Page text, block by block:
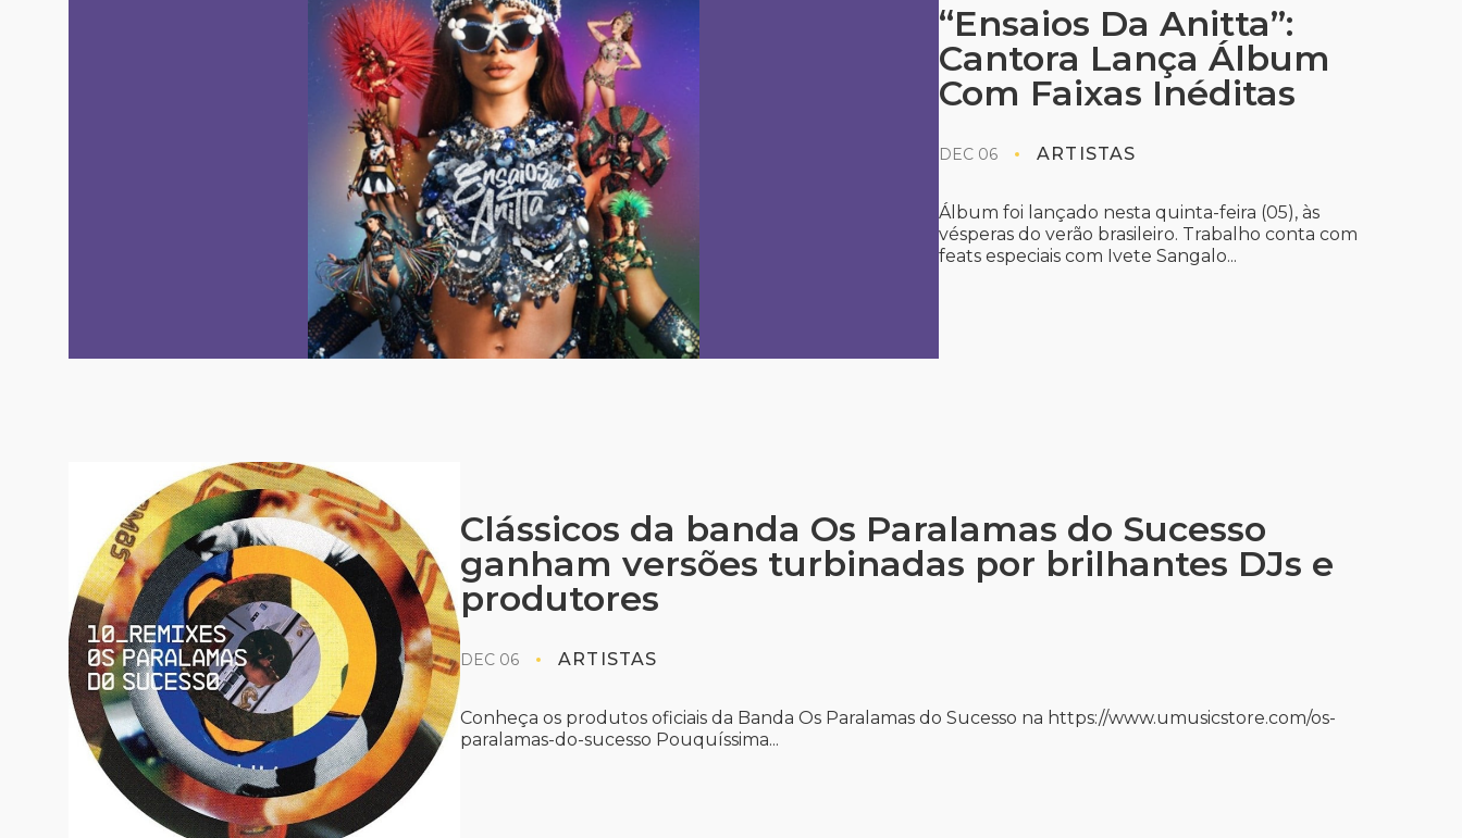
“Ensaios Da Anitta”:
Cantora Lança Álbum
Com Faixas Inéditas
DEC 06 ARTISTAS
Álbum foi lançado nesta quinta-feira (05), às
vésperas do verão brasileiro. Trabalho conta com
feats especiais com Ivete Sangalo...
Clássicos da banda Os Paralamas do Sucesso
ganham versões turbinadas por brilhantes DJs e
produtores
DEC 06 ARTISTAS
Conheça os produtos oficiais da Banda Os Paralamas do Sucesso na https://www.umusicstore.com/os-
paralamas-do-sucesso Pouquíssima...